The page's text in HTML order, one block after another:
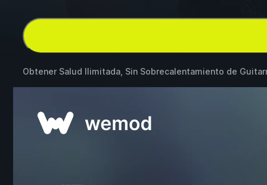
Obtener Salud Ilimitada, Sin Sobrecalentamiento de